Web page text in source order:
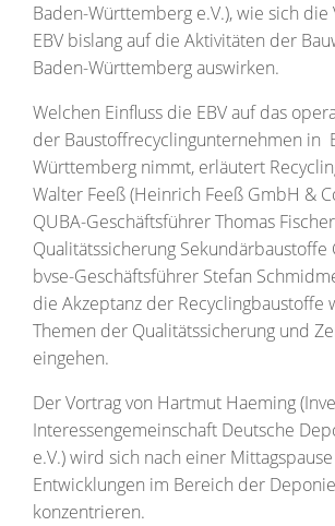
Baden-Württemberg e.V.), wie sich
EBV bislang auf die Aktivitäten der
Baden-Württemberg auswirken.
Welchen Einfluss die EBV auf das
der Baustoffrecyclingunternehmen in
Württemberg nimmt, erläutert
Walter Feeß (Heinrich Feeß GmbH &
QUBA-Geschäftsführer Thomas
Qualitätssicherung Sekundärbaustoffe
bvse-Geschäftsführer Stefan
die Akzeptanz der Recyclingbaustoffe
Themen der Qualitätssicherung und
eingehen.
Der Vortrag von Hartmut Haeming
Interessengemeinschaft Deutsche
e.V.) wird sich nach einer
Entwicklungen im Bereich der
konzentrieren.